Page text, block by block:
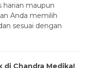
harian maupun
Anda memilih
sesuai dengan
Chandra Medika!